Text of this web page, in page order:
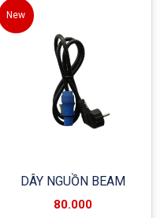
New
DÂY NGUỒN BEAM
80.000